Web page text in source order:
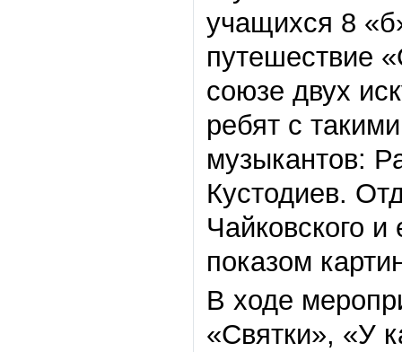
учащихся 8
путешествие
союзе двух
ребят с
музыкантов:
Кустодиев.
Чайковского
показом
В ходе
«Святки», «У